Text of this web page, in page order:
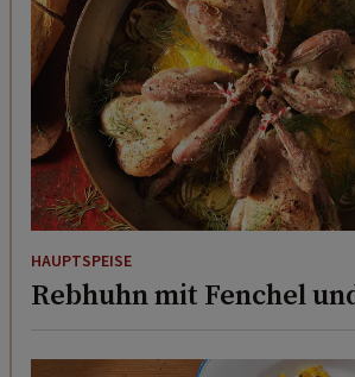
HAUPTSPEISE
Rebhuhn mit Fenchel